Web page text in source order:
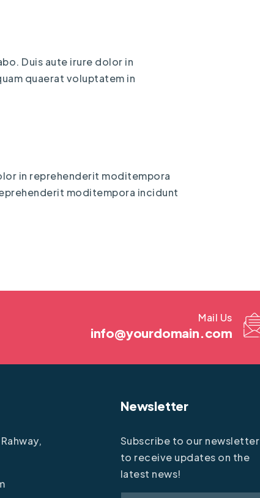
Duis aute irure dolor in
quaerat voluptatem in
in reprehenderit moditempora
moditempora incidunt
Mail Us
info@yourdomain.com
Newsletter
Subscribe to our newsletter
to receive updates on the
latest news!